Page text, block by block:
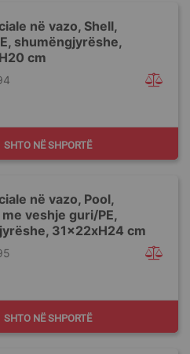
në vazo, Shell,
shumëngjyrëshe,
cm
SHTO NË SHPORTË
në vazo, Pool,
veshje guri/PE,
31x22xH24 cm
SHTO NË SHPORTË